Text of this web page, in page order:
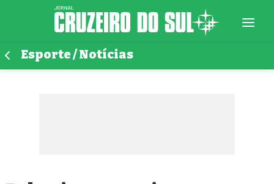
Esporte / Notícias